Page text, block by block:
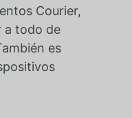
Courier,
a todo de
es